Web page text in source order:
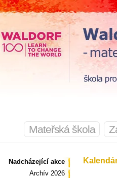
Mateřská škola
Nadcházející akce
Archív 2026